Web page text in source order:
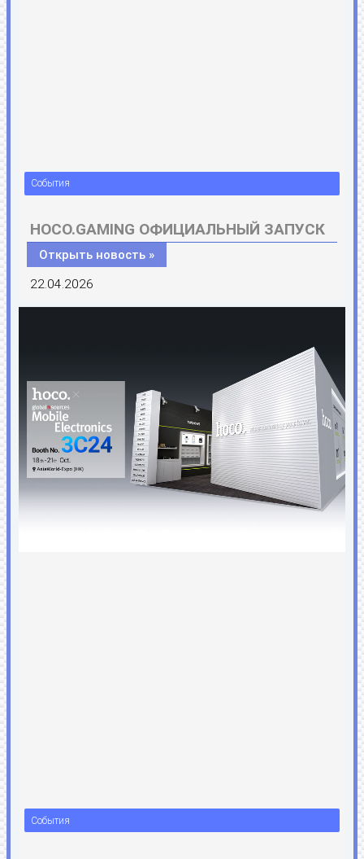
События
HOCO.GAMING ОФИЦИАЛЬНЫЙ ЗАПУСК
Открыть новость »
22.04.2026
События